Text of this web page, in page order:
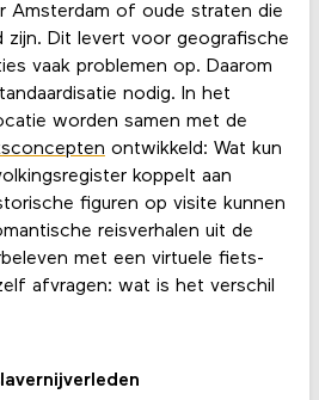
Amsterdam of oude straten die
zijn. Dit levert voor geografische
vaak problemen op. Daarom
nodig. In het
worden samen met de
ontwikkeld: Wat kun
koppelt aan
figuren op visite kunnen
reisverhalen uit de
met een virtuele fiets-
afvragen: wat is het verschil